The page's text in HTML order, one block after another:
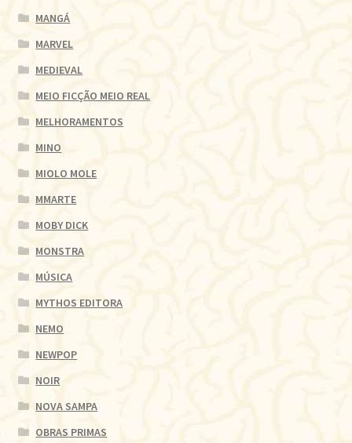
MANGÁ
MARVEL
MEDIEVAL
MEIO FICÇÃO MEIO REAL
MELHORAMENTOS
MINO
MIOLO MOLE
MMARTE
MOBY DICK
MONSTRA
MÚSICA
MYTHOS EDITORA
NEMO
NEWPOP
NOIR
NOVA SAMPA
OBRAS PRIMAS